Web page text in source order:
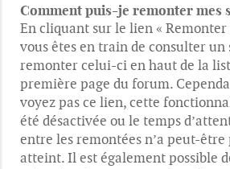
Comment puis-je remonter mes
En cliquant sur le lien « Remonter
vous êtes en train de consulter un
remonter celui-ci en haut de la
première page du forum.
voyez pas ce lien, cette
été désactivée ou le temps
entre les remontées n’a peut-être
atteint. Il est également possible